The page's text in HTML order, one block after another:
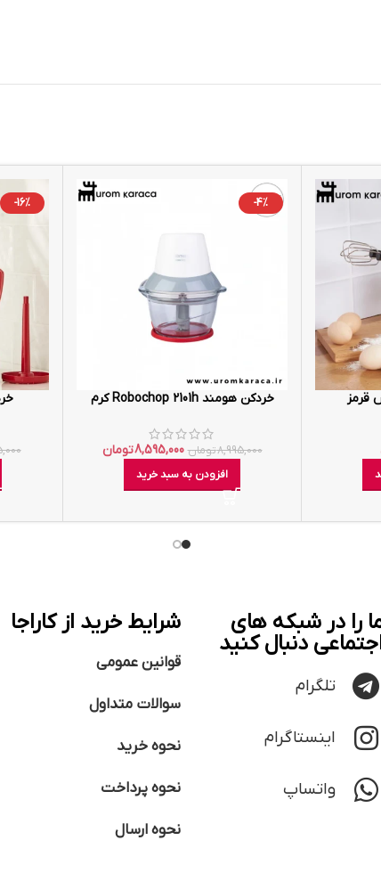
قرمز
-4%
خردکن هومند Robochop 2101h کرم
8,995,000تومان 8,595,000تومان
افزودن به سبد خرید
-16%
را در شبکه های
دنبال کنید
تلگرام
اینستاگرام
واتساپ
شرایط خرید از کاراجا
قوانین عمومی
سوالات متداول
نحوه خرید
نحوه پرداخت
نحوه ارسال